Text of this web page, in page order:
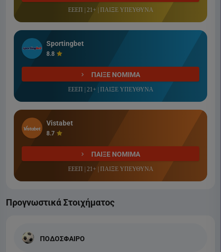
ΕΕΕΠ | 21+ | ΠΑΙΞΕ ΥΠΕΥΘΥΝΑ
Sportingbet
8.8
ΠΑΙΞΕ ΝΟΜΙΜΑ
ΕΕΕΠ | 21+ | ΠΑΙΞΕ ΥΠΕΥΘΥΝΑ
Vistabet
8.7
ΠΑΙΞΕ ΝΟΜΙΜΑ
ΕΕΕΠ | 21+ | ΠΑΙΞΕ ΥΠΕΥΘΥΝΑ
Προγνωστικά Στοιχήματος
ΠΟΔΟΣΦΑΙΡΟ